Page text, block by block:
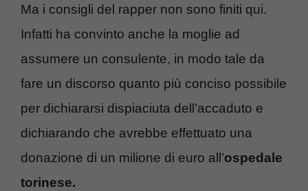
Ma i consigli del rapper non sono finiti qui.
Infatti ha convinto anche la moglie ad
assumere un consulente, in modo tale da
fare un discorso quanto più conciso possibile
per dichiararsi dispiaciuta dell’accaduto e
dichiarando che avrebbe effettuato una
donazione di un milione di euro all’ospedale
torinese.